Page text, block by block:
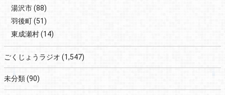
湯沢市(88)
羽後町(51)
東成瀬村(14)
ごくじょうラジオ (1,547)
未分類(90)